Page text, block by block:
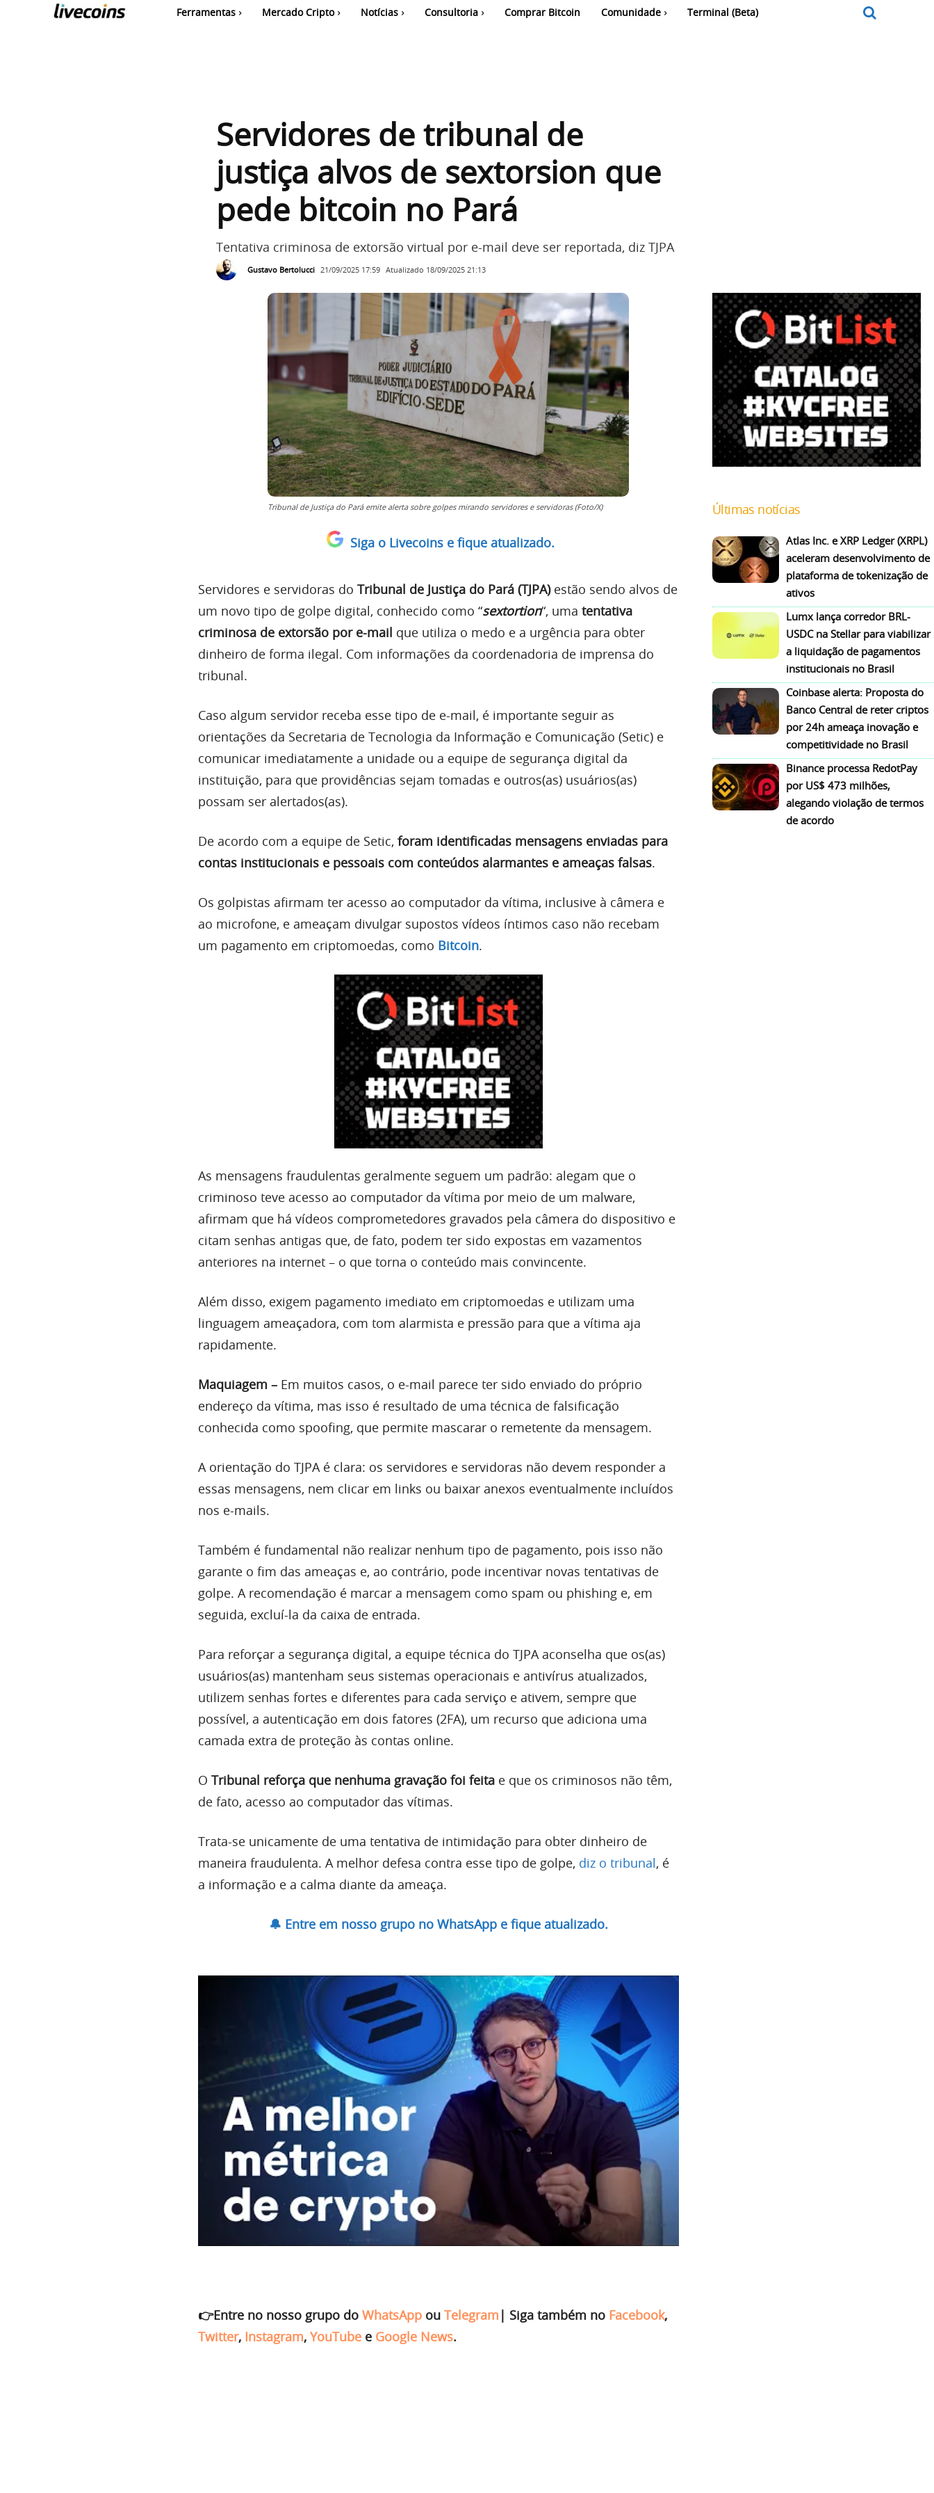
Ferramentas Mercado Cripto Notícias Consultoria Comprar Bitcoin Comunidade Terminal (Beta)
Servidores de tribunal de
justiça alvos de sextorsion que
pede bitcoin no Pará
Tentativa criminosa de extorsão virtual por e-mail deve ser reportada, diz TJPA
Gustavo Bertolucci 21/09/2025 17:59 Atualizado 18/09/2025 21:13
Tribunal de Justiça do Pará emite alerta sobre golpes mirando servidores e servidoras (Foto/X)
Siga o Livecoins e fique atualizado.
Servidores e servidoras do Tribunal de Justiça do Pará (TJPA)estão sendo alvos de
um novo tipo de golpe digital, conhecido como “sextortion“, uma tentativa
criminosa de extorsão por e-mail que utiliza o medo e a urgência para obter
dinheiro de forma ilegal. Com informações da coordenadoria de imprensa do
tribunal.
Caso algum servidor receba esse tipo de e-mail, é importante seguir as
orientações da Secretaria de Tecnologia da Informação e Comunicação (Setic) e
comunicar imediatamente a unidade ou a equipe de segurança digital da
instituição, para que providências sejam tomadas e outros(as) usuários(as)
possam ser alertados(as).
De acordo com a equipe de Setic, foram identificadas mensagens enviadas para
contas institucionais e pessoais com conteúdos alarmantes e ameaças falsas.
Os golpistas afirmam ter acesso ao computador da vítima, inclusive à câmera e
ao microfone, e ameaçam divulgar supostos vídeos íntimos caso não recebam
um pagamento em criptomoedas, como Bitcoin.
As mensagens fraudulentas geralmente seguem um padrão: alegam que o
criminoso teve acesso ao computador da vítima por meio de um malware,
afirmam que há vídeos comprometedores gravados pela câmera do dispositivo e
citam senhas antigas que, de fato, podem ter sido expostas em vazamentos
anteriores na internet – o que torna o conteúdo mais convincente.
Além disso, exigem pagamento imediato em criptomoedas e utilizam uma
linguagem ameaçadora, com tom alarmista e pressão para que a vítima aja
rapidamente.
Maquiagem – Em muitos casos, o e-mail parece ter sido enviado do próprio
endereço da vítima, mas isso é resultado de uma técnica de falsificação
conhecida como spoofing, que permite mascarar o remetente da mensagem.
A orientação do TJPA é clara: os servidores e servidoras não devem responder a
essas mensagens, nem clicar em links ou baixar anexos eventualmente incluídos
nos e-mails.
Também é fundamental não realizar nenhum tipo de pagamento, pois isso não
garante o fim das ameaças e, ao contrário, pode incentivar novas tentativas de
golpe. A recomendação é marcar a mensagem como spam ou phishing e, em
seguida, excluí-la da caixa de entrada.
Para reforçar a segurança digital, a equipe técnica do TJPA aconselha que os(as)
usuários(as) mantenham seus sistemas operacionais e antivírus atualizados,
utilizem senhas fortes e diferentes para cada serviço e ativem, sempre que
possível, a autenticação em dois fatores (2FA), um recurso que adiciona uma
camada extra de proteção às contas online.
O Tribunal reforça que nenhuma gravação foi feita e que os criminosos não têm,
de fato, acesso ao computador das vítimas.
Trata-se unicamente de uma tentativa de intimidação para obter dinheiro de
maneira fraudulenta. A melhor defesa contra esse tipo de golpe, diz o tribunal, é
a informação e a calma diante da ameaça.
🔔 Entre em nosso grupo no WhatsApp e fique atualizado.
👉Entre no nosso grupo do WhatsApp ou Telegram | Siga também no Facebook,
Twitter, Instagram, YouTube e Google News.
Últimas notícias
Atlas Inc. e XRP Ledger (XRPL)
aceleram desenvolvimento de
plataforma de tokenização de
ativos
Lumx lança corredor BRL-
USDC na Stellar para viabilizar
a liquidação de pagamentos
institucionais no Brasil
Coinbase alerta: Proposta do
Banco Central de reter criptos
por 24h ameaça inovação e
competitividade no Brasil
Binance processa RedotPay
por US$ 473 milhões,
alegando violação de termos
de acordo